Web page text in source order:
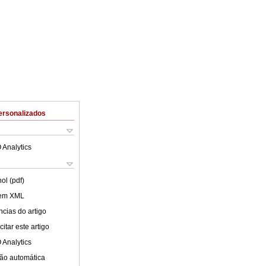
Analytics
(pdf)
XML
do artigo
este artigo
Analytics
automática